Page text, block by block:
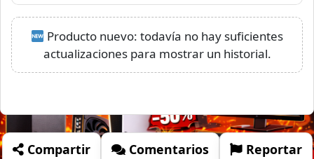
Producto nuevo: todavía no hay suficientes
actualizaciones para mostrar un historial.
Compartir Comentarios Reportar